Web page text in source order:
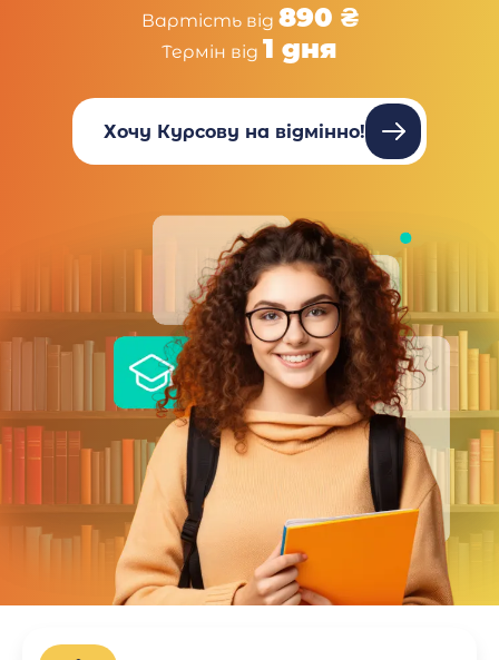
Вартість від 890 ₴
Термін від 1 дня
Хочу Курсову на відмінно!